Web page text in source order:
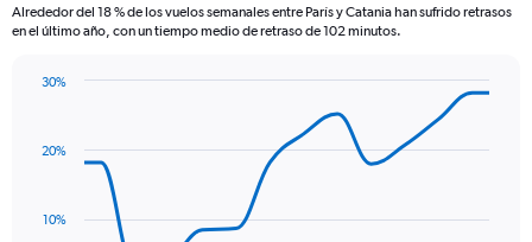
Alrededor del 18 % de los vuelos semanales entre París y Catania han sufrido retrasos
en el último año, con un tiempo medio de retraso de 102 minutos.
with
14
10%
20%
30%